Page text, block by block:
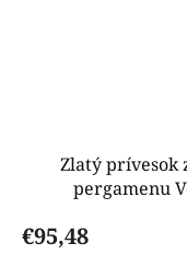
Zlatý prívesok
pergamenu
€95,48